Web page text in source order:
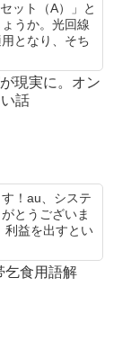
ット（A）」と
うか。光回線
となり、そち
現実に。オン
話
！au、システ
とうございま
利益を出すとい
乞食用語解